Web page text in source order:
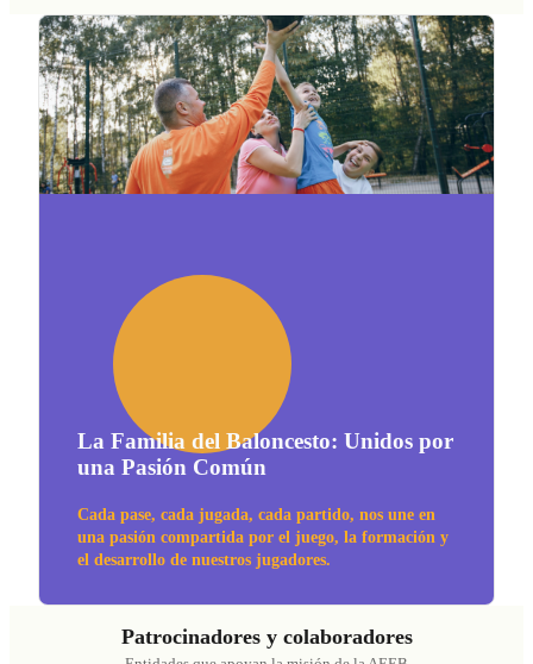
La Familia del Baloncesto: Unidos por
una Pasión Común
Cada pase, cada jugada, cada partido, nos une en
una pasión compartida por el juego, la formación y
el desarrollo de nuestros jugadores.
Patrocinadores y colaboradores